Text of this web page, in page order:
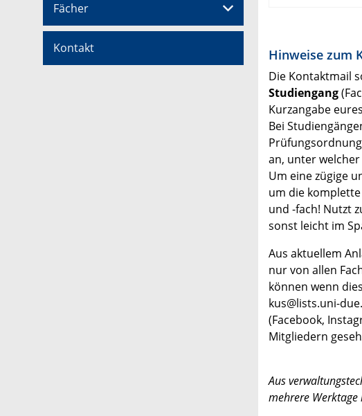
Fächer
Kontakt Hinweise zum
Die Kontaktmail
Studiengang
Kurzangabe eures
Bei
an, unter
Um eine zügige
um die
und -fach! Nutzt
sonst leicht im
Aus aktuellem
nur von allen
können wenn
kus@lists.uni-
(Facebook,
Mitgliedern
Aus
mehrere Werktage